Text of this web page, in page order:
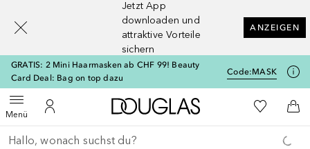
Jetzt App
downloaden und
attraktive Vorteile
sichern
ANZEIGEN
GRATIS: 2 Mini Haarmasken ab CHF 99! Beauty
Card Deal: Bag on top dazu
Code:MASK
MenüMenü öffnenZu Meinem Kundenkonto
Zur Douglas Startseite
Zu Meiner
Gehe zurück
Suche ausführen
[navigation.slideout.screenreader]